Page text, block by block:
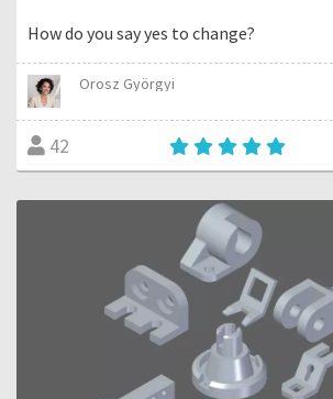
How do you say yes to change?
Orosz Györgyi
42